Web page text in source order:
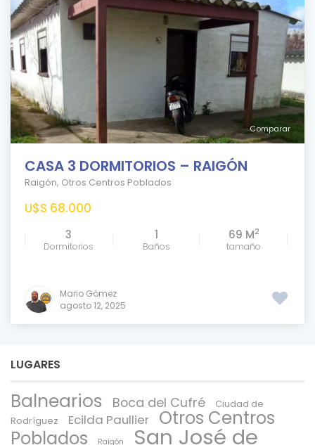
Comparar
CASA 3 DORMITORIOS – RAIGÓN
Raigón, Otros Centros Poblados
U$S 68.000
3
Dormitorios
1
Baños
69 M2
tamaño
Mario Gómez
agosto 12, 2025
LUGARES
Balnearios Boca del Cufré
Ciudad de
Rodríguez
Ecilda Paullier
Otros Centros
Poblados
Raigón San José de